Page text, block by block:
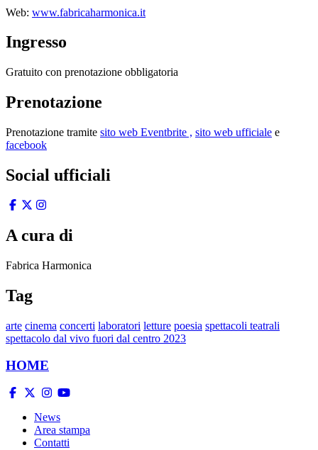
Web: www.fabricaharmonica.it
Ingresso
Gratuito con prenotazione obbligatoria
Prenotazione
Prenotazione tramite sito web Eventbrite , sito web ufficiale e
facebook
Social ufficiali
A cura di
Fabrica Harmonica
Tag
arte cinema concerti laboratori letture poesia spettacoli teatrali
spettacolo dal vivo fuori dal centro 2023
HOME
News
Area stampa
Contatti